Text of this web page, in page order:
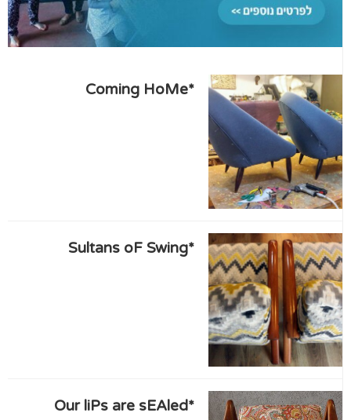
*Coming HoMe
*Sultans oF Swing
*Our liPs are sEAled